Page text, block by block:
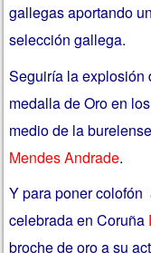
gallegas aportando
selección gallega.
Seguiría la explosión
medalla de Oro en
medio de la
Mendes Andrade.
Y para poner
celebrada en Coruña
broche de oro a su